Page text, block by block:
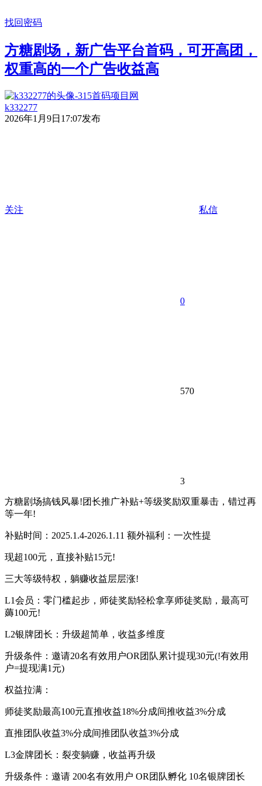
找回密码
方糖剧场，新广告平台首码，可开高团，
权重高的一个广告收益高
k332277
2026年1月9日17:07发布
关注 私信
0
570
3
方糖剧场搞钱风暴!团长推广补贴+等级奖励双重暴击，错过再
等一年!
补贴时间：2025.1.4-2026.1.11 额外福利：一次性提
现超100元，直接补贴15元!
三大等级特权，躺赚收益层层涨!
L1会员：零门槛起步，师徒奖励轻松拿享师徒奖励，最高可
薅100元!
L2银牌团长：升级超简单，收益多维度
升级条件：邀请20名有效用户OR团队累计提现30元(!有效用
户=提现满1元)
权益拉满：
师徒奖励最高100元直推收益18%分成间推收益3%分成
直推团队收益3%分成间推团队收益3%分成
L3金牌团长：裂变躺赚，收益再升级
升级条件：邀请 200名有效用户 OR团队孵化 10名银牌团长